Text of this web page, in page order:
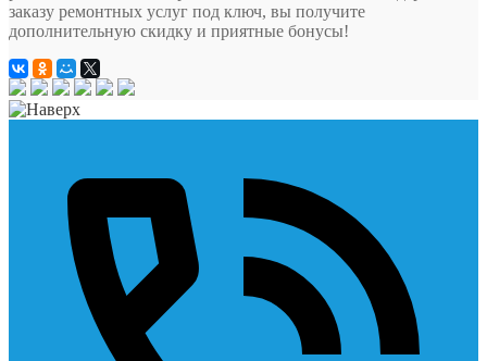
заказу ремонтных услуг под ключ, вы получите
дополнительную скидку и приятные бонусы!